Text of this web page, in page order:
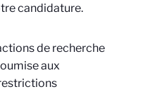
candidature.
de recherche
aux